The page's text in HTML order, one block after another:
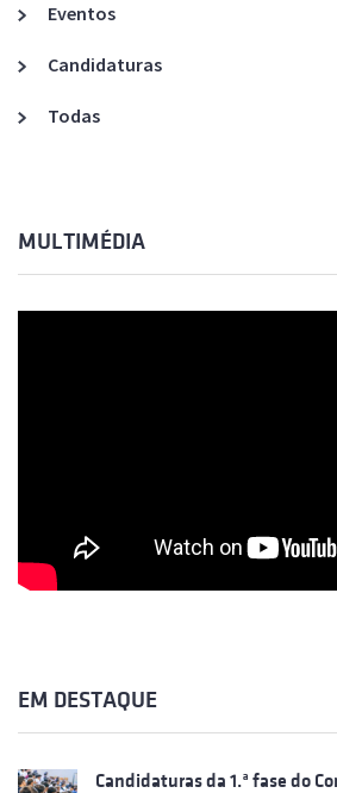
Eventos
Candidaturas
Todas
MULTIMÉDIA
EM DESTAQUE
Candidaturas da 1.ª fase do